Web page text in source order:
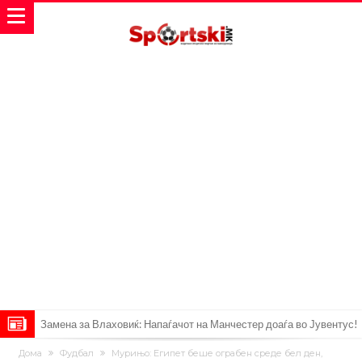
Замена за Влаховиќ: Напаѓачот на Манчестер доаѓа во Јувентус!
УЕФА повторно се заканува со бојкот на турнирите на ФИФА
Дома Фудбал
Мурињо: Египет беше ограбен среде бел ден,